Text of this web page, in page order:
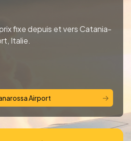
fixe depuis et vers Catania-
Italie.
Airport →